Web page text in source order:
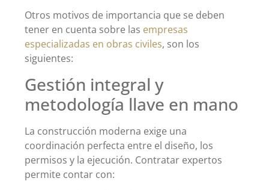
Otros motivos de importancia que se deben
tener en cuenta sobre las empresas
especializadas en obras civiles, son los
siguientes:
Gestión integral y
metodología llave en mano
La construcción moderna exige una
coordinación perfecta entre el diseño, los
permisos y la ejecución. Contratar expertos
permite contar con: